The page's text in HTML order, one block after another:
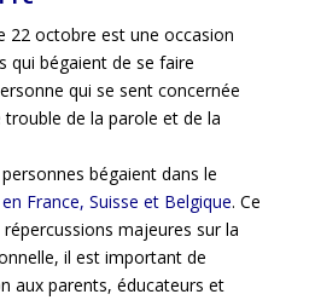
22 octobre est une occasion
qui bégaient de se faire
qui se sent concernée
de la parole et de la
bégaient dans le
en France, Suisse et Belgique. Ce
majeures surla
il est important de
aux parents, éducateurs et